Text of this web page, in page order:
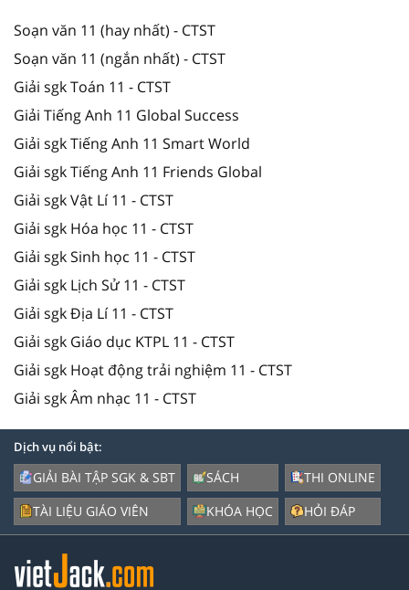
Soạn văn 11 (hay nhất) - CTST
Soạn văn 11 (ngắn nhất) - CTST
Giải sgk Toán 11 - CTST
Giải Tiếng Anh 11 Global Success
Giải sgk Tiếng Anh 11 Smart World
Giải sgk Tiếng Anh 11 Friends Global
Giải sgk Vật Lí 11 - CTST
Giải sgk Hóa học 11 - CTST
Giải sgk Sinh học 11 - CTST
Giải sgk Lịch Sử 11 - CTST
Giải sgk Địa Lí 11 - CTST
Giải sgk Giáo dục KTPL 11 - CTST
Giải sgk Hoạt động trải nghiệm 11 - CTST
Giải sgk Âm nhạc 11 - CTST
Dịch vụ nổi bật:
GIẢI BÀI TẬP SGK & SBT
TÀI LIỆU GIÁO VIÊN
SÁCH
KHÓA HỌC
THI ONLINE
HỎI ĐÁP